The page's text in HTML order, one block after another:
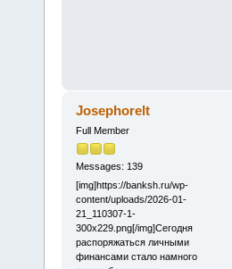
Josephorelt
Full Member
Messages: 139
[img]https://banksh.ru/wp-
content/uploads/2026-01-
21_110307-1-
300x229.png[/img]Сегодня
распоряжаться личными
финансами стало намного